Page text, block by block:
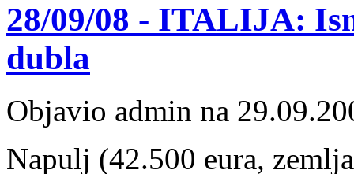
28/09/08 - ITALIJA:
dubla
Objavio admin na
Napulj (42.500 eura,